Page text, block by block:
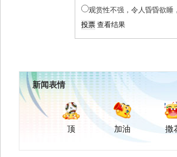
观赏性不强，令人昏昏欲睡
查看结果
新闻表情
顶 加油 撒